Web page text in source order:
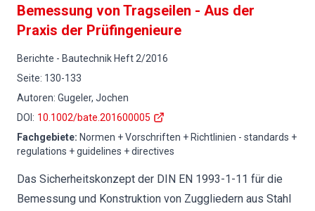
Bemessung von Tragseilen - Aus der
Praxis der Prüfingenieure
Berichte - Bautechnik Heft 2/2016
Seite: 130-133
Autoren: Gugeler, Jochen
DOI : 10.1002/bate.201600005
Fachgebiete: Normen + Vorschriften + Richtlinien - standards +
regulations + guidelines + directives
Das Sicherheitskonzept der DIN EN 1993-1-11 für die
Bemessung und Konstruktion von Zuggliedern aus Stahl